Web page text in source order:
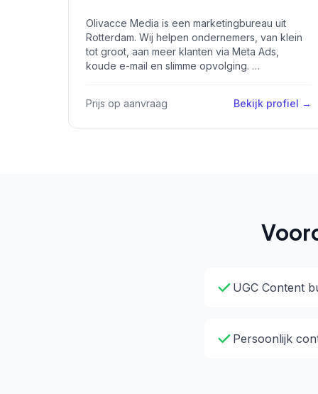
Olivacce Media is een marketingbureau uit
Rotterdam. Wij helpen ondernemers, van klein
tot groot, aan meer klanten via Meta Ads,
koude e-mail en slimme opvolging. …
Prijs op aanvraag Bekijk profiel →
UGC Content
Persoonlijk